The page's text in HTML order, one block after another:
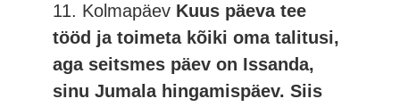
11. Kolmapäev Kuus päeva tee
tööd ja toimeta kõiki oma talitusi,
aga seitsmes päev on Issanda,
sinu Jumala hingamispäev. Siis